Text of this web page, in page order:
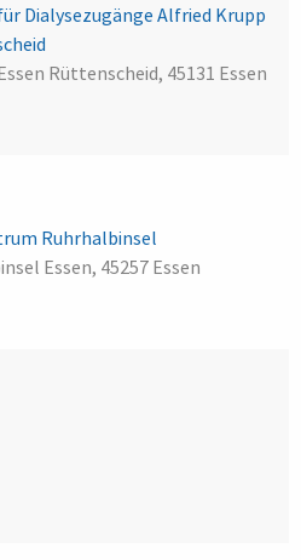
Dialysezugänge Alfried Krupp
Rüttenscheid, 45131 Essen
Ruhrhalbinsel
Essen, 45257 Essen